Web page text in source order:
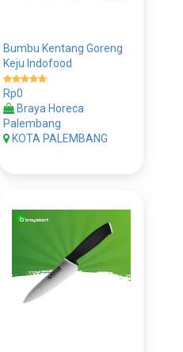
Bumbu Kentang Goreng
Keju Indofood
Rp0
Braya Horeca
Palembang
KOTA PALEMBANG